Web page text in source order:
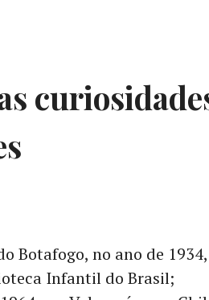
Botafogo, no ano de
Infantil do Brasil;